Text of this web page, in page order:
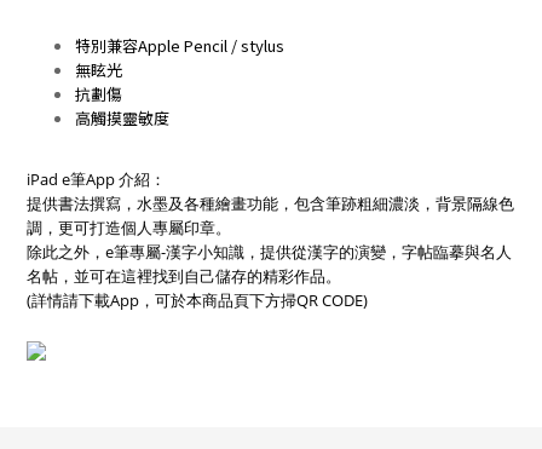
特別兼容Apple Pencil / stylus
無眩光
抗劃傷
高觸摸靈敏度
iPad e筆App 介紹：
提供書法撰寫，水墨及各種繪畫功能，包含筆跡粗細濃淡，背景隔線色
調，更可打造個人專屬印章。
除此之外，e筆專屬-漢字小知識，提供從漢字的演變，字帖臨摹與名人
名帖，並可在這裡找到自己儲存的精彩作品。
(詳情請下載App，可於本商品頁下方掃QR CODE)